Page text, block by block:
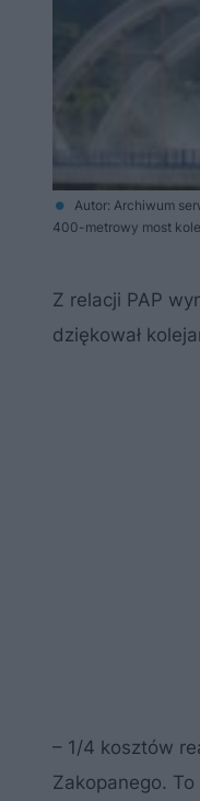
Autor: Archiwum
400-metrowy most
Z relacji PAP
dziękował
– 1/4 kosztów
Zakopanego.